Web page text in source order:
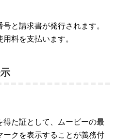
と請求書が発行されます。
料を支払います。
た証として、ムービーの最
クを表示することが義務付